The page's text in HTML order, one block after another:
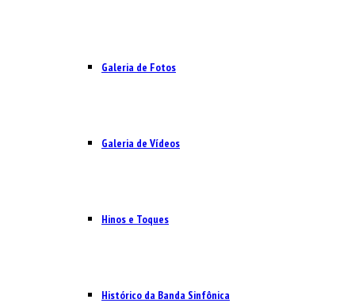
Galeria de Fotos
Galeria de Vídeos
Hinos e Toques
Histórico da Banda Sinfônica